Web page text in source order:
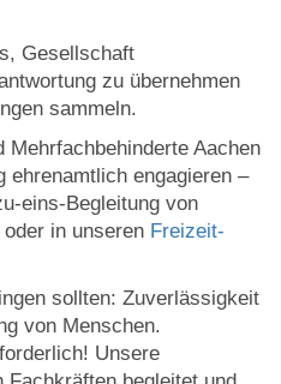
Gesellschaft
zu übernehmen
sammeln.
Mehrfachbehinderte Aachen
ehrenamtlich engagieren –
eins-Begleitung von
oder in unseren Freizeit-
sollten: Zuverlässigkeit
von Menschen.
Unsere